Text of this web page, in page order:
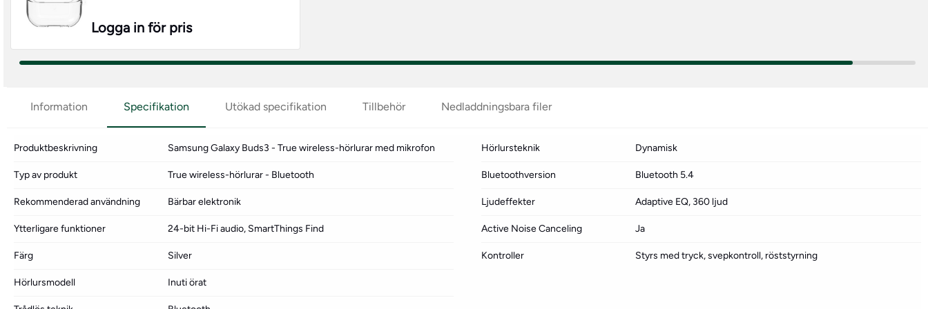
Logga in för pris
Information Specifikation Utökad specifikation Tillbehör Nedladdningsbara filer
Produktbeskrivning Samsung Galaxy Buds3 - True wireless-hörlurar med mikrofon
Typ av produkt True wireless-hörlurar - Bluetooth
Rekommenderad användning Bärbar elektronik
Ytterligare funktioner 24-bit Hi-Fi audio, SmartThings Find
Färg Silver
Hörlursmodell Inuti örat
Hörlursteknik Dynamisk
Bluetoothversion Bluetooth 5.4
Ljudeffekter Adaptive EQ, 360 ljud
Active Noise Canceling Ja
Kontroller Styrs med tryck, svepkontroll, röststyrning